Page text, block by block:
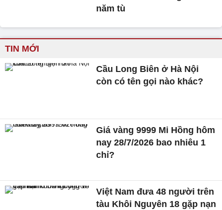
năm tù
TIN MỚI
Cầu Long Biên ở Hà Nội
còn có tên gọi nào khác?
Giá vàng 9999 Mi Hồng hôm
nay 28/7/2026 bao nhiêu 1
chỉ?
Việt Nam đưa 48 người trên
tàu Khôi Nguyên 18 gặp nạn